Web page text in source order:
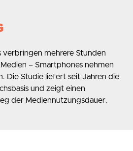
verbringen mehrere Stunden
– Smartphones nehmen
Die Studie liefert seit Jahren die
und zeigt einen
der Mediennutzungsdauer.